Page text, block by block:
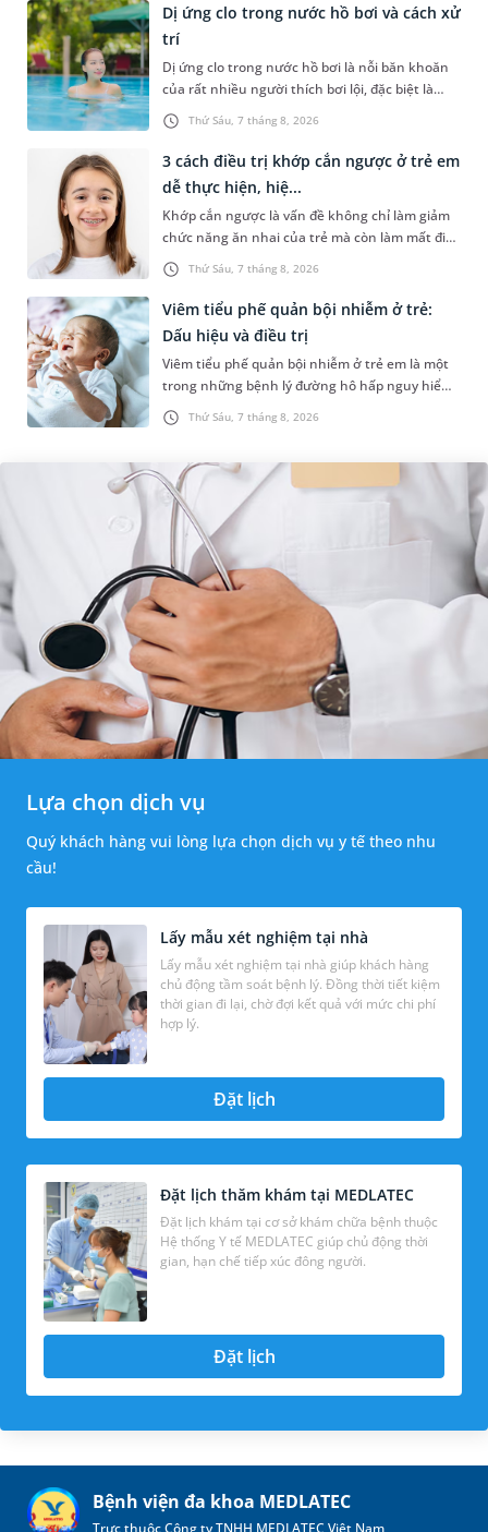
Thứ Sáu, 7 tháng 8, 2026
Dị ứng clo trong nước hồ bơi và cách xử
trí
Dị ứng clo trong nước hồ bơi là nỗi băn khoăn
của rất nhiều người thích bơi lội, đặc biệt là
những trường hợp thường xuyên bơi ở những
hồ bơi nhân tạo. Bài v...
Thứ Sáu, 7 tháng 8, 2026
3 cách điều trị khớp cắn ngược ở trẻ em
dễ thực hiện, hiệ...
Khớp cắn ngược là vấn đề không chỉ làm giảm
chức năng ăn nhai của trẻ mà còn làm mất đi
sự cân đối của khuôn mặt. Do đó, cần khắc
phục sớm tình trạng này để...
Thứ Sáu, 7 tháng 8, 2026
Viêm tiểu phế quản bội nhiễm ở trẻ:
Dấu hiệu và điều trị
Viêm tiểu phế quản bội nhiễm ở trẻ em là một
trong những bệnh lý đường hô hấp nguy hiểm,
thường bùng phát vào thời điểm giao mùa. Khi
những tổn thương ban đầ...
Lựa chọn dịch vụ
Quý khách hàng vui lòng lựa chọn dịch vụ y tế theo nhu
cầu!
Lấy mẫu xét nghiệm tại nhà
Lấy mẫu xét nghiệm tại nhà giúp khách hàng
chủ động tầm soát bệnh lý. Đồng thời tiết kiệm
thời gian đi lại, chờ đợi kết quả với mức chi phí
hợp lý.
Đặt lịch
Đặt lịch thăm khám tại MEDLATEC
Đặt lịch khám tại cơ sở khám chữa bệnh thuộc
Hệ thống Y tế MEDLATEC giúp chủ động thời
gian, hạn chế tiếp xúc đông người.
Đặt lịch
Bệnh viện đa khoa MEDLATEC
Trực thuộc Công ty TNHH MEDLATEC Việt Nam